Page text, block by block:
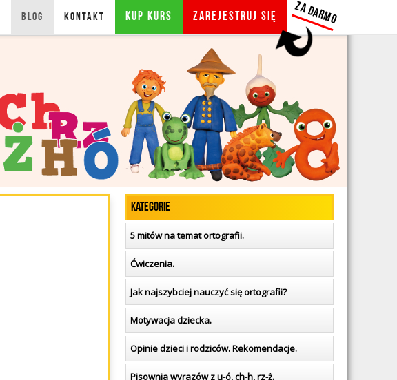
BLOG KONTAKT KUP KURS Zarejestruj się ZA DARMO
BLOG ORTOGRAFIA DLA DZIECI ZALOGUJ SIĘ BLOG
Kategorie
5 mitów na temat ortografii.
Ćwiczenia.
Jak najszybciej nauczyć się ortografii?
Motywacja dziecka.
Opinie dzieci i rodziców. Rekomendacje.
Pisownia wyrazów z u-ó, ch-h, rz-ż.